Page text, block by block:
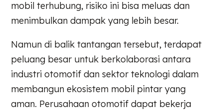
mobil terhubung, risiko ini bisa meluas dan
menimbulkan dampak yang lebih besar.
Namun di balik tantangan tersebut, terdapat
peluang besar untuk berkolaborasi antara
industri otomotif dan sektor teknologi dalam
membangun ekosistem mobil pintar yang
aman. Perusahaan otomotif dapat bekerja